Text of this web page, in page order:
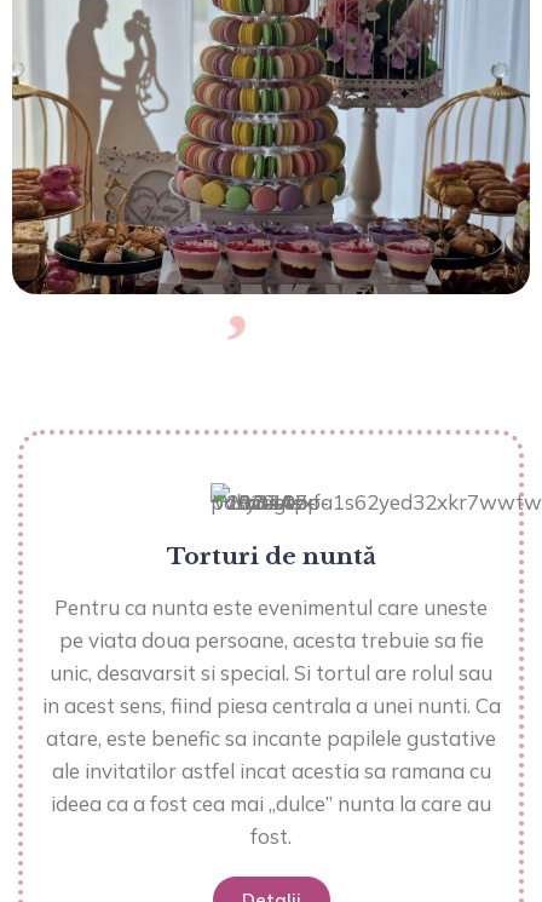
Torturi de nuntă
Pentru ca nunta este evenimentul care uneste
pe viata doua persoane, acesta trebuie sa fie
unic, desavarsit si special. Si tortul are rolul sau
in acest sens, fiind piesa centrala a unei nunti. Ca
atare, este benefic sa incante papilele gustative
ale invitatilor astfel incat acestia sa ramana cu
ideea ca a fost cea mai „dulce” nunta la care au
fost.